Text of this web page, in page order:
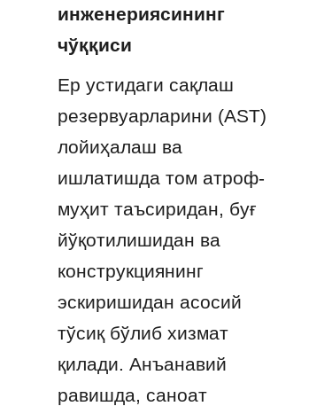
инженериясининг
чўққиси
Ер устидаги сақлаш
резервуарларини (AST)
лойиҳалаш ва
ишлатишда том атроф-
муҳит таъсиридан, буғ
йўқотилишидан ва
конструкциянинг
эскиришидан асосий
тўсиқ бўлиб хизмат
қилади. Анъанавий
равишда, саноат